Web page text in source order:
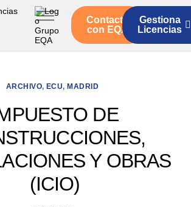
Contacto
con EQA
Gestiona
Licencias
ARCHIVO, ECU, MADRID
DE
Y OBRAS
(ICIO)